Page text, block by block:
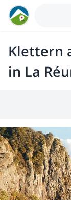
Klettern
in La